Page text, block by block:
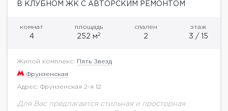
В КЛУБНОМ ЖК С АВТОРСКИМ РЕМОНТОМ
комнат
4
площадь
252 м2
спален
2
этаж
3 / 15
Жилой комплекс: Пять Звезд
Фрунзенская
Адрес: Фрунзенская 2-я 12
Для Вас предлагается стильная и просторная